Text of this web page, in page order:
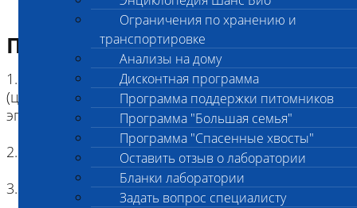
Ограничения по хранению и
транспортировке
Анализы на дому
Дисконтная программа
Программа поддержки питомников
Программа "Большая семья"
Программа "Спасенные хвосты"
Оставить отзыв о лаборатории
Бланки лаборатории
Задать вопрос специалисту
Подготовка к исследованию
1. Кровь (2 мл) в пробирке с антикоагулянтом.
(цитрат натрия, К3ЭДТА, К2ЭДТА) , буккальный
эпителий
2. Копия родословной
3. Наличие клейма или чипа